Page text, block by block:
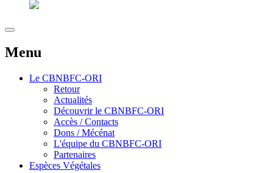
Menu
Le CBNBFC-ORI
Retour
Actualités
Découvrir le CBNBFC-ORI
Accès / Contacts
Dons / Mécénat
L'équipe du CBNBFC-ORI
Partenaires
Espèces Végétales